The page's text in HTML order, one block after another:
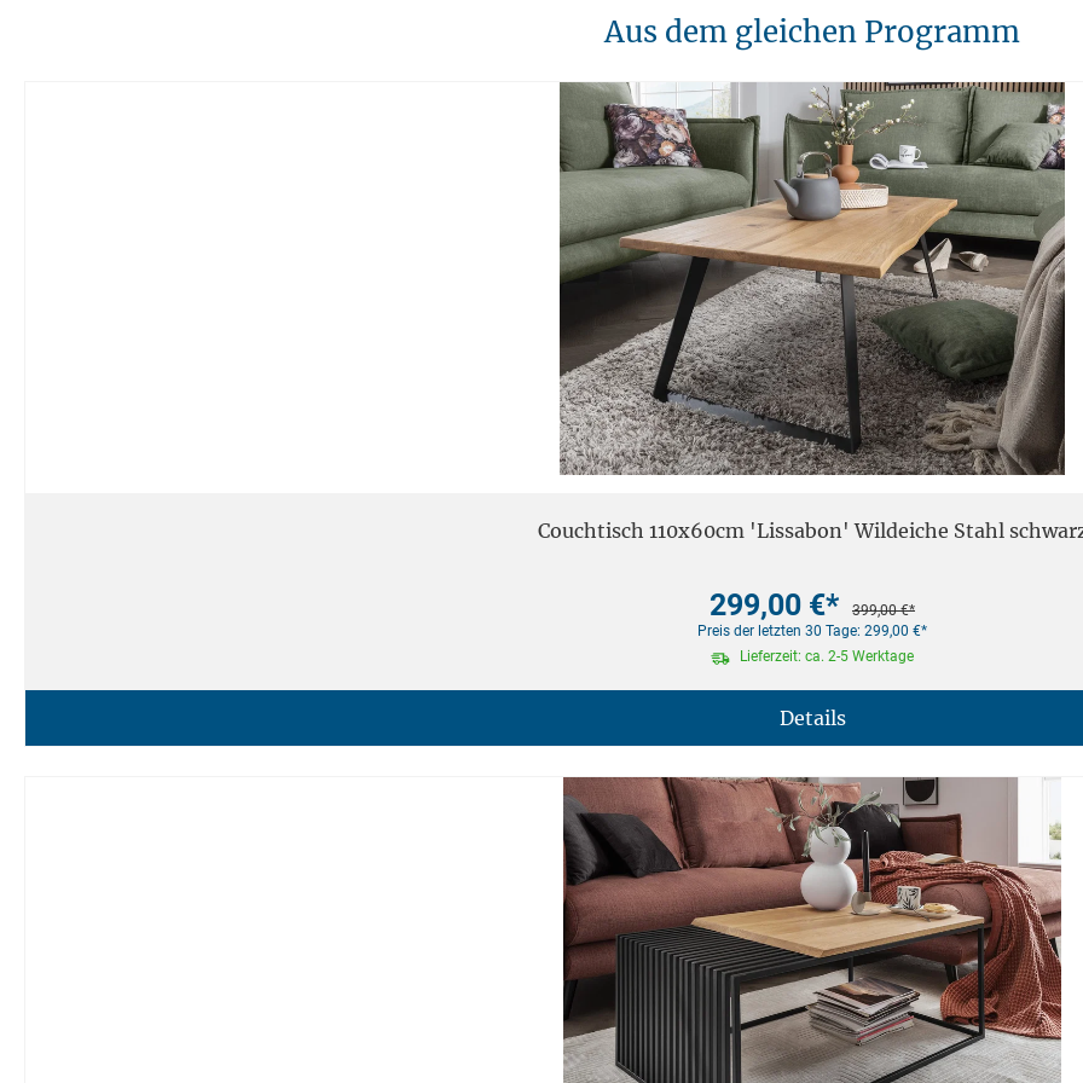
Aus dem gleichen Programm
Couchtisch 110x60cm 'Lissabon' Wildeiche Stahl
299,00 €*
399,00 €*
Preis der letzten 30 Tage: 299,00 €*
Lieferzeit: ca. 2-5 Werktage
Details